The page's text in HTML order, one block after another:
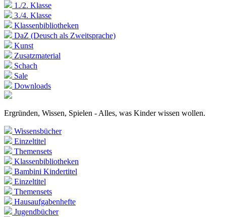
1./2. Klasse
3./4. Klasse
Klassenbibliotheken
DaZ (Deusch als Zweitsprache)
Kunst
Zusatzmaterial
Schach
Sale
Downloads
Ergründen, Wissen, Spielen - Alles, was Kinder wissen wollen.
Wissensbücher
Einzeltitel
Themensets
Klassenbibliotheken
Bambini Kindertitel
Einzeltitel
Themensets
Hausaufgabenhefte
Jugendbücher